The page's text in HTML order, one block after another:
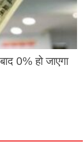
0% हो जाएगा